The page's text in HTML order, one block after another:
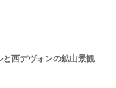
と西デヴォンの鉱山景観